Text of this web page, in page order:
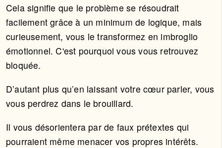
Cela signifie que le problème se résoudrait
facilement grâce à un minimum de logique, mais
curieusement, vous le transformez en imbroglio
émotionnel. C'est pourquoi vous vous retrouvez
bloquée.
D’autant plus qu’en laissant votre cœur parler, vous
vous perdrez dans le brouillard.
Il vous désorientera par de faux prétextes qui
pourraient même menacer vos propres intérêts.